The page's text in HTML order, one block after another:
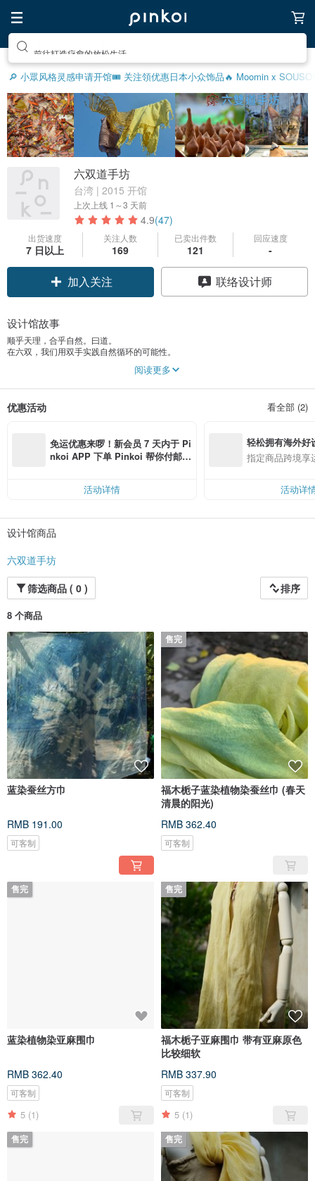
前往打造疗愈的放松生活
🔎 小眾风格灵感申请开馆🎟️ 关注領优惠日本小众饰品🔥 Moomin x
六双道手坊
台湾 | 2015 开馆
上次上线 1～3 天前
4.9(47)
出货速度
7 日以上
关注人数
169
已卖出件数
121
回应速度
-
加入关注 联络设计师
设计馆故事
顺乎天理，合乎自然。曰道。
在六双，我们用双手实践自然循环的可能性。
来自古老智慧药草店的植物。
我们每天观照植物告诉我们的消息。
探寻色彩的秘密。
一直丰富生命的可能性。
阅读更多
优惠活动 看全部 (2)
免运优惠来啰！新会员 7 天内于 Pi
nkoi APP 下单 Pinkoi 帮你付邮
活动详情
轻松拥有海外好
指定商品跨境享
活动详
设计馆商品
六双道手坊
筛选商品 ( 0 )
排序
8 个商品
蓝染蚕丝方巾
RMB 191.00
可客制
售完
福木栀子蓝染植物染蚕丝巾 (春天
清晨的阳光)
RMB 362.40
可客制
售完
蓝染植物染亚麻围巾
RMB 362.40
可客制
5 (1)
售完
福木栀子亚麻围巾 带有亚麻原色
比较细软
RMB 337.90
可客制
5 (1)
售完 售完